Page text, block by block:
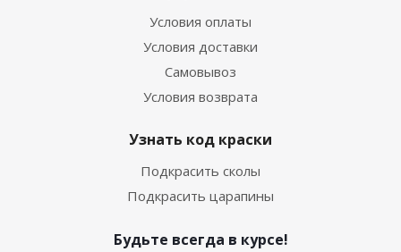
Условия оплаты
Условия доставки
Самовывоз
Условия возврата
Узнать код краски
Подкрасить сколы
Подкрасить царапины
Будьте всегда в курсе!